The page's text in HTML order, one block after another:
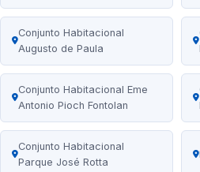
Conjunto Habitacional
Augusto de Paula
Conjunto Habitacional Eme
Antonio Pioch Fontolan
Conjunto Habitacional
Parque José Rotta